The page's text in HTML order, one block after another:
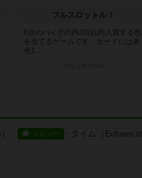
フルスロットル！
6台のバイクの内3位以内入賞する色
を当てるゲームです。カードには各
色1...
レビュー